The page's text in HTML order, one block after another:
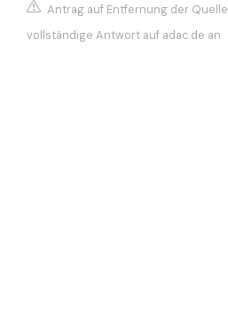
Antrag auf Entfernung der Quelle
vollständige Antwort auf adac.de an